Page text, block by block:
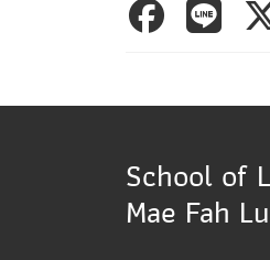
School of
Mae Fah